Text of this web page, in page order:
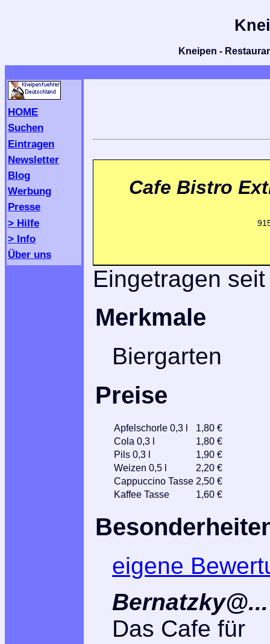
Kneipen -
HOME
Suchen
Eintragen
Newsletter
Blog
Werbung
Presse
> Hilfe
> Info
Über uns
Cafe Bistro
Eingetragen
Merkmale
Biergarten
Preise
Apfelschorle 0,3 l
1,80 €
Cola 0,3 l
1,80 €
Pils 0,3 l
1,90 €
Weizen 0,5 l
2,20 €
Cappuccino Tasse 2,50 €
Kaffee Tasse
1,60 €
eigene
Das Cafe für